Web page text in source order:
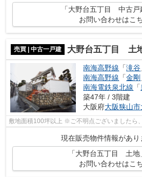
「大野台五丁目 中古戸
お問い合わせはこ
売買 | 中古一戸建 大野台五丁目 土
南海高野線 「滝谷
南海高野線 「金剛
南海電鉄泉北線 「
築47年 / 3階建
大阪府大阪狭山市
敷地面積100坪以上 ※ご不明点ございましたら
現在販売物件情報があり
「大野台五丁目 土地
お問い合わせはこ